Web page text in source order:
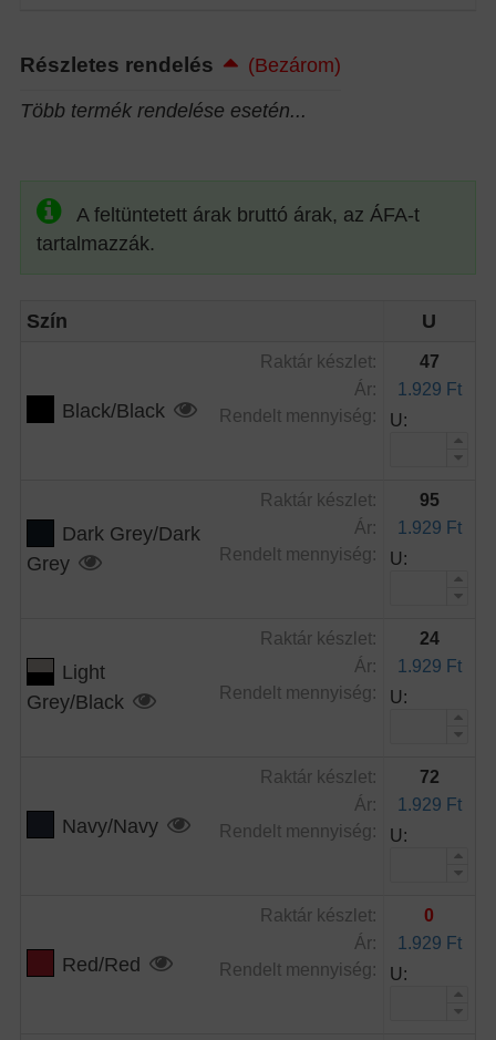
Részletes rendelés
(Bezárom)
Több termék rendelése esetén...
A feltüntetett árak bruttó árak, az ÁFA-t
tartalmazzák.
Szín U
Black/Black
Raktár készlet:
Ár:
Rendelt mennyiség:
47
1.929 Ft
U:
Dark Grey/Dark
Grey
Raktár készlet:
Ár:
Rendelt mennyiség:
95
1.929 Ft
U:
Light
Grey/Black
Raktár készlet:
Ár:
Rendelt mennyiség:
24
1.929 Ft
U:
Navy/Navy
Raktár készlet:
Ár:
Rendelt mennyiség:
72
1.929 Ft
U:
Red/Red
Raktár készlet:
Ár:
Rendelt mennyiség:
0
1.929 Ft
U: